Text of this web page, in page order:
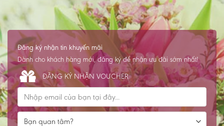
Đăng ký nhận tin khuyến mãi
Dành cho khách hàng mới, đăng ký để nhận ưu đãi sớm nhất!
ĐĂNG KÝ NHẬN VOUCHER